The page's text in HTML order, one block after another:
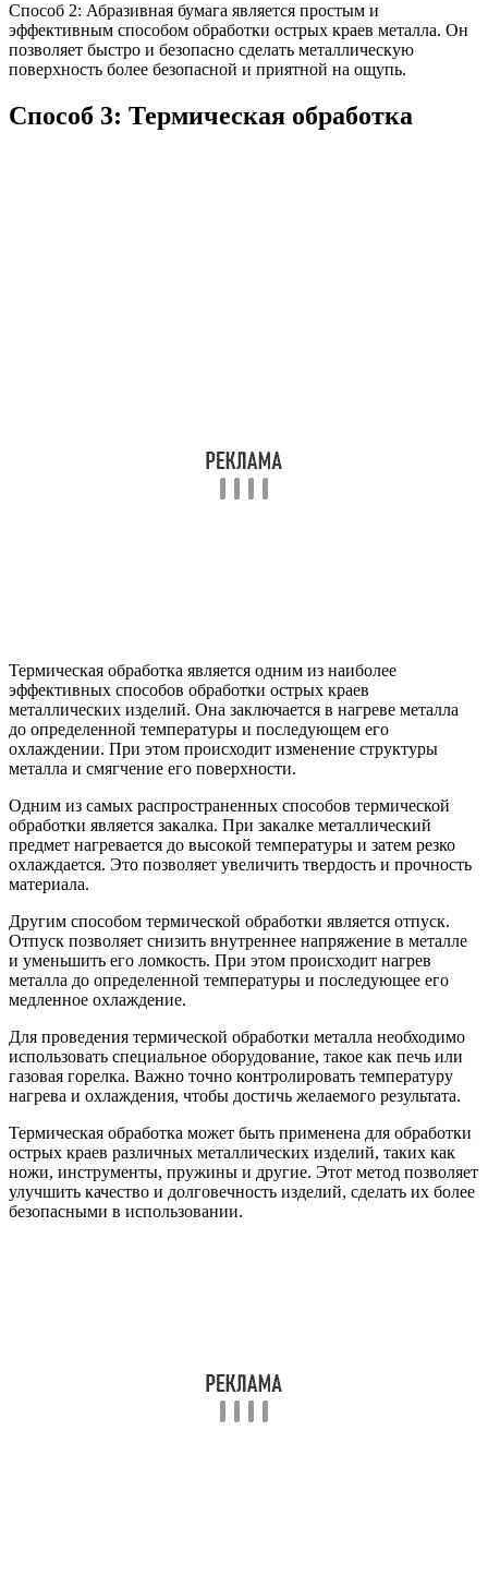
Способ 2: Абразивная бумага является простым и
эффективным способом обработки острых краев металла. Он
позволяет быстро и безопасно сделать металлическую
поверхность более безопасной и приятной на ощупь.
Способ 3: Термическая обработка
Термическая обработка является одним из наиболее
эффективных способов обработки острых краев
металлических изделий. Она заключается в нагреве металла
до определенной температуры и последующем его
охлаждении. При этом происходит изменение структуры
металла и смягчение его поверхности.
Одним из самых распространенных способов термической
обработки является закалка. При закалке металлический
предмет нагревается до высокой температуры и затем резко
охлаждается. Это позволяет увеличить твердость и прочность
материала.
Другим способом термической обработки является отпуск.
Отпуск позволяет снизить внутреннее напряжение в металле
и уменьшить его ломкость. При этом происходит нагрев
металла до определенной температуры и последующее его
медленное охлаждение.
Для проведения термической обработки металла необходимо
использовать специальное оборудование, такое как печь или
газовая горелка. Важно точно контролировать температуру
нагрева и охлаждения, чтобы достичь желаемого результата.
Термическая обработка может быть применена для обработки
острых краев различных металлических изделий, таких как
ножи, инструменты, пружины и другие. Этот метод позволяет
улучшить качество и долговечность изделий, сделать их более
безопасными в использовании.